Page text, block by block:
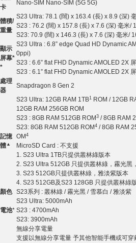
卡
Nano-SIM Nano-SIM (5G 5G)
體積/
重量
S23 Ultra: 78.1 (闊) x 163.4 (長) x 8.9 (深)
S23 : 76.2 (闊) x 157.8 (長) x 7.6 (深) 毫米/
S23: 70.9 (闊) x 146.3 (長) x 7.6 (深) 毫米/
顯示
屏幕*
*
S23 Ultra : 6.8” edge Quad HD Dynamic
0ppi)
S23 : 6.6” flat FHD Dynamic AMOLED 2X
S23 : 6.1” flat FHD Dynamic AMOLED 2X
處理
器
Snapdragon 8 Gen 2
記憶
體 ▲
S23 Ultra: 12GB RAM 1TB1 ROM / 12GB
12GB RAM 256GB ROM
S23 : 8GB RAM 512GB ROM 3 / 8GB RAM
S23: 8GB RAM 512GB ROM 4 / 8GB RAM
OM 4
MicroSD Card : 不支援
1. S23 Ultra 1TB只提供叢林綠版本
2. S23 Ultra 512GB 只提供叢林綠，霧光黑
3. S23 512GB只提供叢林綠，雅淡紫版本
4. S23 512GB及S23 128GB 只提供叢林綠
顏色 S23系列 : 叢林綠 / 霧光黑 / 雪慕白 / 雅淡紫
電池*
S23 Ultra: 5000mAh
S23 : 4700mAh
S23: 3900mAh
無線分享電量
支援以無線分享電量 予其他智能手機或可穿